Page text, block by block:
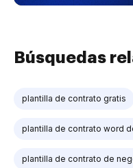
Búsquedas
plantilla de contrato gratis
plantilla de contrato word
plantilla de contrato de